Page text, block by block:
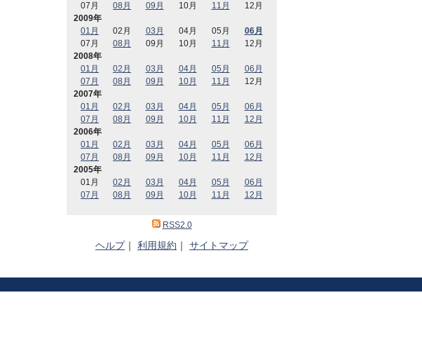
07月
08月 09月 10月 11月
12月
2009年
01月
02月 03月 04月 05月
06月
07月
08月 09月 10月 11月
12月
2008年
01月
02月 03月 04月 05月
06月
07月
08月 09月 10月 11月
12月
2007年
01月
02月 03月 04月 05月
06月
07月
08月 09月 10月 11月
12月
2006年
01月
02月 03月 04月 05月
06月
07月
08月 09月 10月 11月
12月
2005年
01月
02月 03月 04月 05月
06月
07月
08月 09月 10月 11月 12月
RSS2.0
ヘルプ｜ 利用規約 ｜ サイトマップ